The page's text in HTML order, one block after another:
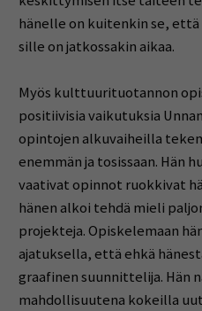
hänelle on kuitenkin se,
sille on jatkossakin aikaa.
Myös kulttuurituotannon
positiivisia vaikutuksia
opintojen alkuvaiheilla
enemmän ja tosissaan. Hän
vaativat opinnot ruokkivat
hänen alkoi tehdä mieli
projekteja. Opiskelemaan
ajatuksella, että ehkä
graafinen suunnittelija. Hän
mahdollisuutena kokeilla